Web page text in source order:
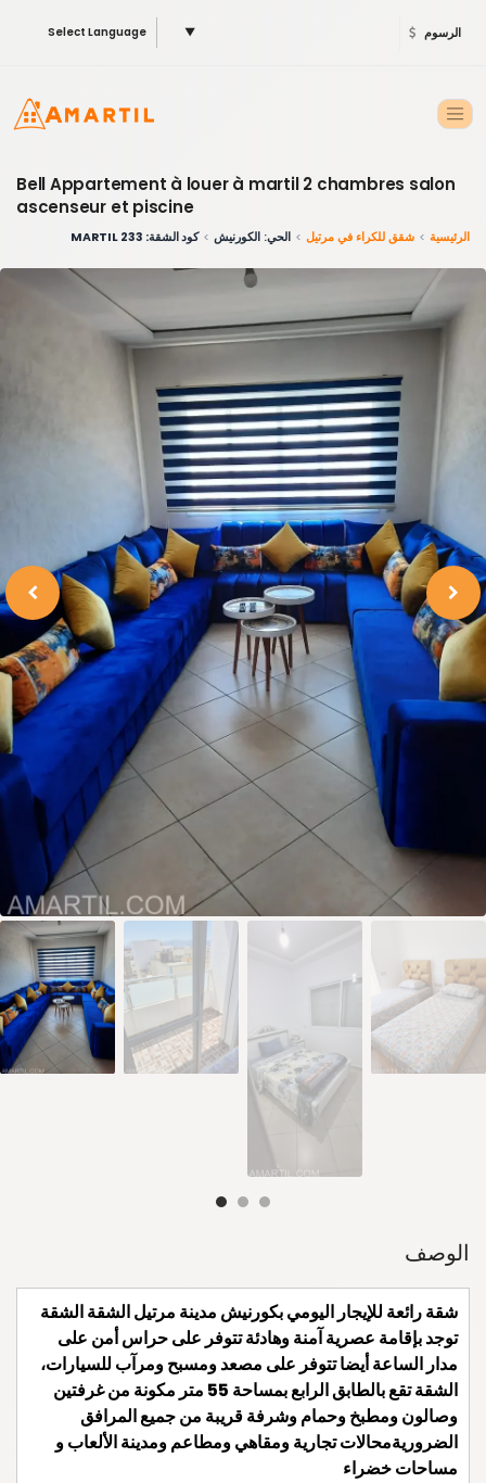
Select Language ▼ الرسوم
Bell Appartement à louer à martil 2 chambres salon
ascenseur et piscine
الرئيسية شقق للكراء في مرتيل الحي: الكورنيش كود الشقة: 233 MARTIL
الوصف
شقة رائعة للإيجار اليومي بكورنيش مدينة مرتيل الشقة الشقة
توجد بإقامة عصرية آمنة وهادئة تتوفر على حراس أمن على
مدار الساعة أيضا تتوفر على مصعد ومسبح ومرآب للسيارات،
الشقة تقع بالطابق الرابع بمساحة 55 متر مكونة من غرفتين
وصالون ومطبخ وحمام وشرفة قريبة من جميع المرافق
الضروريةمحالات تجارية ومقاهي ومطاعم ومدينة الألعاب و
مساحات خضراء